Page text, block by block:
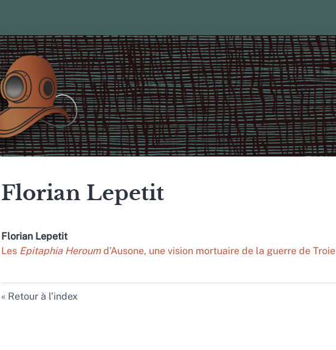
Florian Lepetit
Florian Lepetit
Les Epitaphia Heroum d’Ausone, une vision mortuaire de la guerre de Troie
Retour à l’index